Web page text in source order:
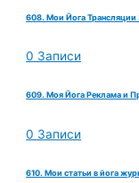
608. Мои Йога
0 Записи
609. Моя Йога Реклама и
0 Записи
610. Мои статьи в йога